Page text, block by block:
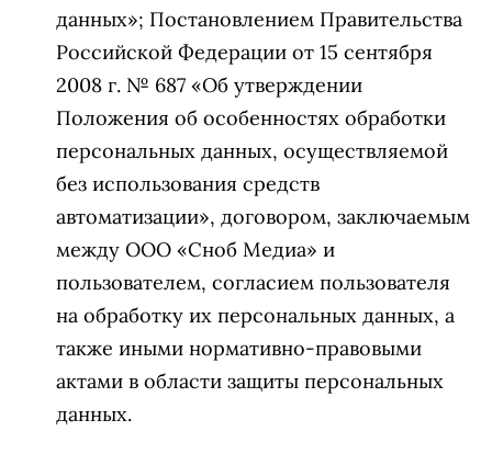
данных»; Постановлением Правительства
Российской Федерации от 15 сентября
2008 г. № 687 «Об утверждении
Положения об особенностях обработки
персональных данных, осуществляемой
без использования средств
автоматизации», договором, заключаемым
между ООО «Сноб Медиа» и
пользователем, согласием пользователя
на обработку их персональных данных, а
также иными нормативно-правовыми
актами в области защиты персональных
данных.